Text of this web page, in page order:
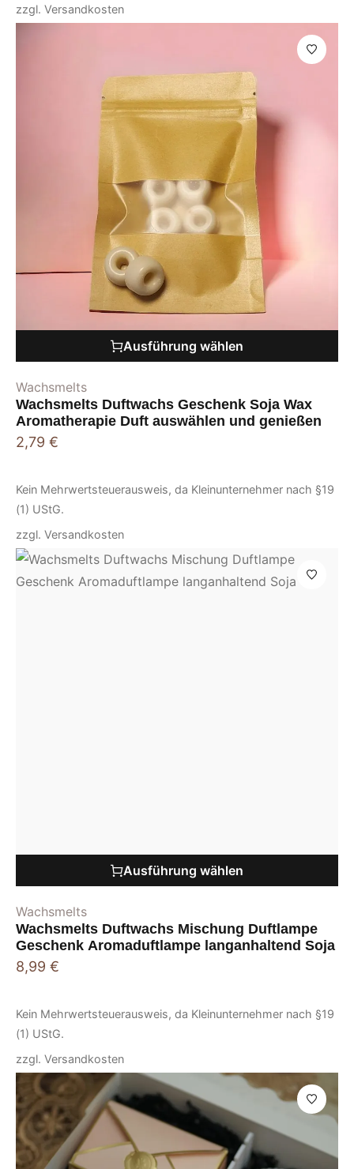
zzgl. Versandkosten
Ausführung wählen
Wachsmelts
Wachsmelts Duftwachs Geschenk Soja Wax
Aromatherapie Duft auswählen und genießen
2,79 €
Kein Mehrwertsteuerausweis, da Kleinunternehmer nach §19
(1) UStG.
zzgl. Versandkosten
Ausführung wählen
Wachsmelts
Wachsmelts Duftwachs Mischung Duftlampe
Geschenk Aromaduftlampe langanhaltend Soja
8,99 €
Kein Mehrwertsteuerausweis, da Kleinunternehmer nach §19
(1) UStG.
zzgl. Versandkosten